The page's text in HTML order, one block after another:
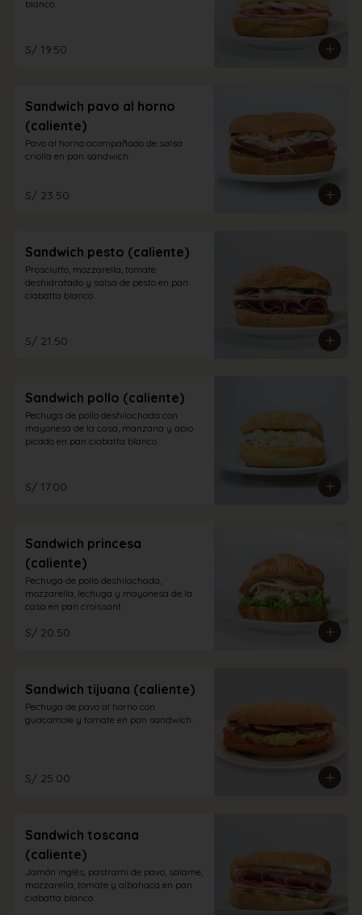
blanco.
S/ 19.50
Sandwich pavo al horno
(caliente)
Pavo al horno acompañado de salsa
criolla en pan sandwich.
S/ 23.50
Sandwich pesto (caliente)
Prosciutto, mozzarella, tomate
deshidratado y salsa de pesto en pan
ciabatta blanco.
S/ 21.50
Sandwich pollo (caliente)
Pechuga de pollo deshilachada con
mayonesa de la casa, manzana y apio
picado en pan ciabatta blanco.
S/ 17.00
Sandwich princesa
(caliente)
Pechuga de pollo deshilachada,
mozzarella, lechuga y mayonesa de la
casa en pan croissant.
S/ 20.50
Sandwich tijuana (caliente)
Pechuga de pavo al horno con
guacamole y tomate en pan sandwich.
S/ 25.00
Sandwich toscana
(caliente)
Jamón inglés, pastrami de pavo, salame,
mozzarella, tomate y albahaca en pan
ciabatta blanco